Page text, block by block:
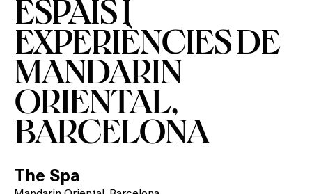
ESPAIS I
EXPERIÈNCIES DE
MANDARIN
ORIENTAL,
BARCELONA
The Spa